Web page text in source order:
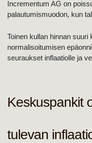
Incrementum AG on
palautumismuodon, kun
Toinen kullan hinnan suuri
normalisoitumisen
seuraukset inflaatiolle ja
Keskuspankit
tulevan